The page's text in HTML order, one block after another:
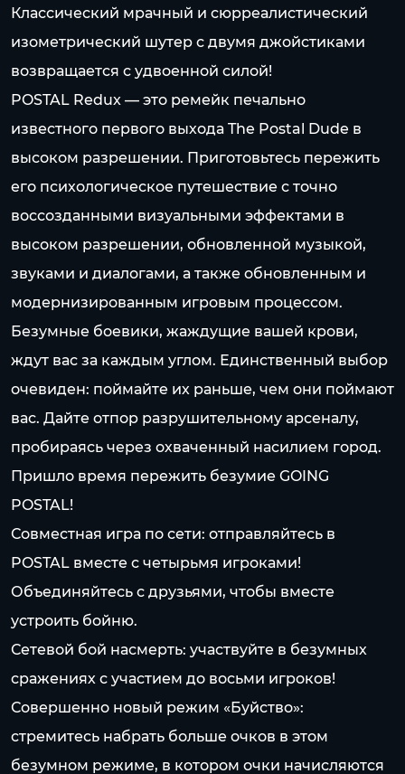
Классический мрачный и сюрреалистический
изометрический шутер с двумя джойстиками
возвращается с удвоенной силой!
POSTAL Redux — это ремейк печально
известного первого выхода The Postal Dude в
высоком разрешении. Приготовьтесь пережить
его психологическое путешествие с точно
воссозданными визуальными эффектами в
высоком разрешении, обновленной музыкой,
звуками и диалогами, а также обновленным и
модернизированным игровым процессом.
Безумные боевики, жаждущие вашей крови,
ждут вас за каждым углом. Единственный выбор
очевиден: поймайте их раньше, чем они поймают
вас. Дайте отпор разрушительному арсеналу,
пробираясь через охваченный насилием город.
Пришло время пережить безумие GOING
POSTAL!
Совместная игра по сети: отправляйтесь в
POSTAL вместе с четырьмя игроками!
Объединяйтесь с друзьями, чтобы вместе
устроить бойню.
Сетевой бой насмерть: участвуйте в безумных
сражениях с участием до восьми игроков!
Совершенно новый режим «Буйство»:
стремитесь набрать больше очков в этом
безумном режиме, в котором очки начисляются